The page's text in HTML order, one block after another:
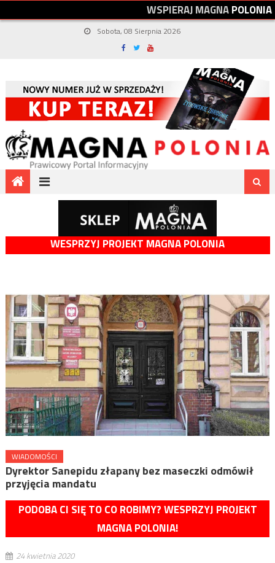
WSPIERAJMAGNAPOLONIA
Sobota, 08 Sierpnia 2026
WESPRZYJ PROJEKT MAGNA POLONIA
WIADOMOŚCI
Dyrektor Sanepidu złapany bez maseczki odmówił
przyjęcia mandatu
PODOBA CI SIĘ TO CO ROBIMY? WESPRZYJ PROJEKT
MAGNA POLONIA!
24 kwietnia 2020